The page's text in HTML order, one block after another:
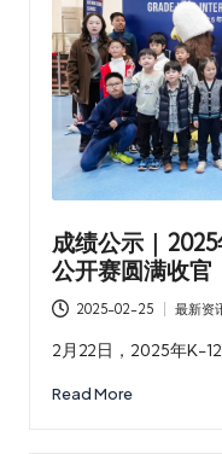
国
际
象
棋
俱
乐
部
成绩公示｜
公开赛圆满收官
2025-02-25
Posted
in
最新资
2月22日，2025年K-
Read More